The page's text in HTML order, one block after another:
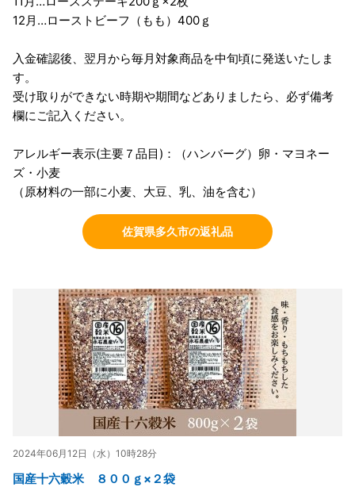
12月…ローストビーフ（もも）400ｇ
入金確認後、翌月から毎月対象商品を中旬頃に発送いたしま
す。
受け取りができない時期や期間などありましたら、必ず備考
欄にご記入ください。
アレルギー表示(主要７品目)：（ハンバーグ）卵・マヨネー
ズ・小麦
（原材料の一部に小麦、大豆、乳、油を含む）
佐賀県多久市の返礼品
2024年06月12日（水）10時28分
国産十六穀米 ８００ｇ×２袋